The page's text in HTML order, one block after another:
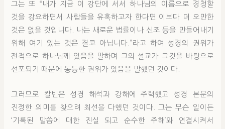
그는 또 “내가 지금 이 강단에 서서 하나님의 이름으로 경청할
것을 강요하면서 사람들을 유혹하고자 한다면 이보다 더 오만한
것은 없을 것입니다. 나는 새로운 법률이나 신조 등을 만들어내기
위해 여기 있는 것은 결코 아닙니다.”라고 하여 성경의 권위가
전적으로 하나님께 있음을 말하며 그의 설교가 그것을 바탕으로
선포되기 때문에 동등한 권위가 있음을 말했던 것이다.
그러므로 칼빈은 성경 해석과 강해에 주력했고 성경 본문의
진정한 의미를 찾으려 최선을 다했던 것이다. 그는 무슨 일이든
‘기록된 말씀에 대한 진실 되고 순수한 주해’와 연결시켜서